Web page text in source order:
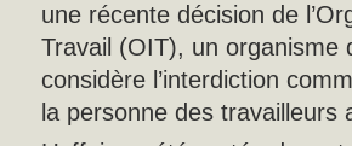
une récente décision de
Travail (OIT), un organisme
considère l’interdiction
la personne des travailleurs